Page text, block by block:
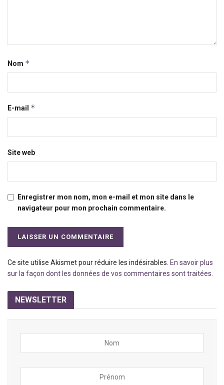
Nom *
E-mail *
Site web
Enregistrer mon nom, mon e-mail et mon site dans le
navigateur pour mon prochain commentaire.
Ce site utilise Akismet pour réduire les indésirables. En savoir plus
sur la façon dont les données de vos commentaires sont traitées
NEWSLETTER